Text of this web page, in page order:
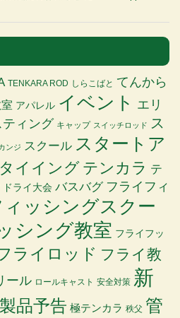
TENKARA ROD しらこばと てんから
アパレル イベント エリ
ティング キャップ スイッチロッド
ス
ンジ スクール スタートア
タイイング テンカラ テ
ドライ大会 バスバグ フライフィ
ッシングスクー
シング教室 フライフッ
ライロッド フライ教
ール ロールキャスト 安全対策 新
品予告 極テンカラ 秩父 管